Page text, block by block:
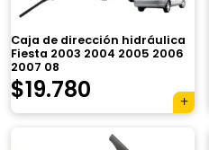
Caja de dirección hidráulica
Fiesta 2003 2004 2005 2006
2007 08
$19.780